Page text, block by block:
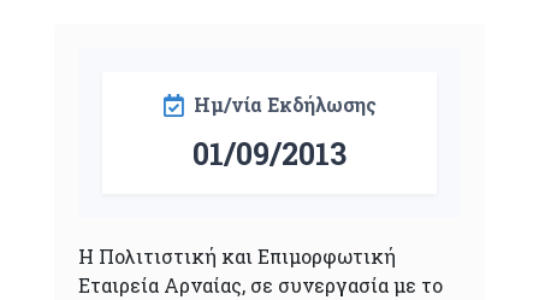
Ημ/νία Εκδήλωσης
01/09/2013
Η Πολιτιστική και Επιμορφωτική
Εταιρεία Αρναίας, σε συνεργασία με το